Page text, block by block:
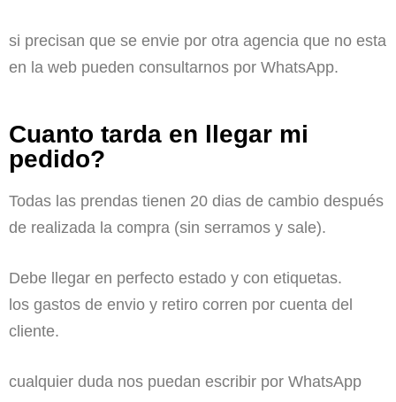
si precisan que se envie por otra agencia que no esta
en la web pueden consultarnos por WhatsApp.
Cuanto tarda en llegar mi
pedido?
Todas las prendas tienen 20 dias de cambio después
de realizada la compra (sin serramos y sale).
Debe llegar en perfecto estado y con etiquetas.
los gastos de envio y retiro corren por cuenta del
cliente.
cualquier duda nos puedan escribir por WhatsApp